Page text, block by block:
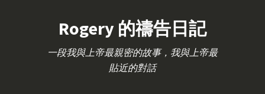
Rogery 的禱告日記
一段我與上帝最親密的故事，我與上帝最
貼近的對話